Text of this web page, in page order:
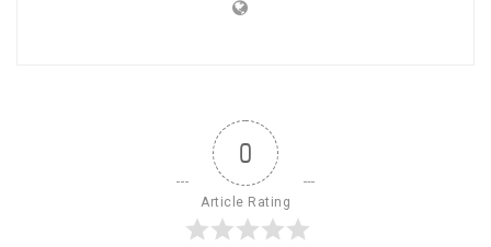
0
Article Rating